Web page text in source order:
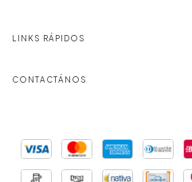
LINKS RÁPIDOS
CONTACTÁNOS